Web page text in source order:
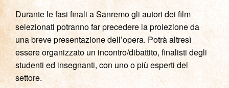
Durante le fasi finali a Sanremo gli autori dei film
selezionati potranno far precedere la proiezione da
una breve presentazione dell’opera. Potrà altresì
essere organizzato un incontro/dibattito, finalisti degli
studenti ed insegnanti, con uno o più esperti del
settore.